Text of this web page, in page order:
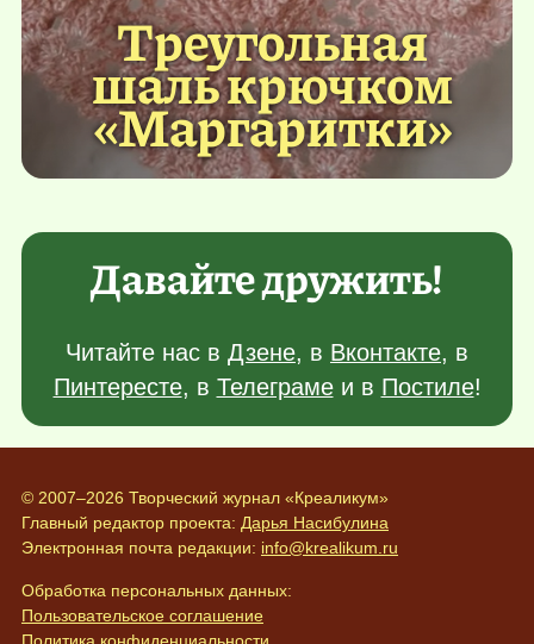
Треугольная
шаль крючком
«Маргаритки»
Давайте дружить!
Читайте нас в Дзене, в Вконтакте, в
Пинтересте, в Телеграмеи в Постиле!
© 2007–2026 Творческий журнал «Креаликум»
Главный редактор проекта: Дарья Насибулина
Электронная почта редакции: info@krealikum.ru
Обработка персональных данных:
Пользовательское соглашение
Политика конфиденциальности